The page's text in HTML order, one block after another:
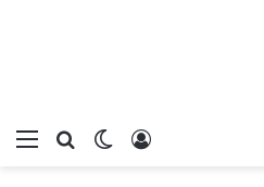
بحثالوضع
تسجيل الدخول